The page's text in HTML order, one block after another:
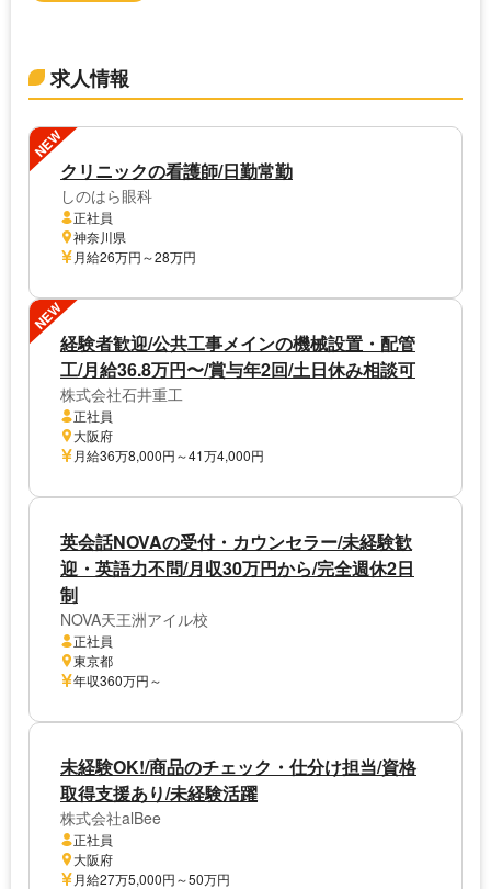
求人情報
NEW
クリニックの看護師/日勤常勤
しのはら眼科
正社員
神奈川県
月給26万円～28万円
NEW
経験者歓迎/公共工事メインの機械設置・配管
工/月給36.8万円〜/賞与年2回/土日休み相談可
株式会社石井重工
正社員
大阪府
月給36万8,000円～41万4,000円
英会話NOVAの受付・カウンセラー/未経験歓
迎・英語力不問/月収30万円から/完全週休2日
制
NOVA天王洲アイル校
正社員
東京都
年収360万円～
未経験OK!/商品のチェック・仕分け担当/資格
取得支援あり/未経験活躍
株式会社alBee
正社員
大阪府
月給27万5,000円～50万円